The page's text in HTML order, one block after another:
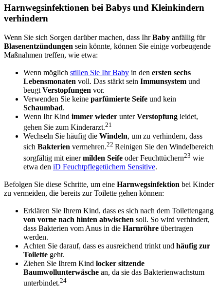
Harnwegsinfektionen bei Babys und Kleinkindern
verhindern
Wenn Sie sich Sorgen darüber machen, dass IhrBaby anfällig für
Blasenentzündungen sein könnte, können Sie einige vorbeugende
Maßnahmen treffen, wie etwa:
Wenn möglich stillen Sie Ihr Baby in den ersten sechs
Lebensmonaten voll. Das stärkt sein Immunsystem und
beugt Verstopfungen vor.
Verwenden Sie keine parfümierte Seife und kein
Schaumbad.
Wenn Ihr Kind immer wieder unterVerstopfung leidet,
gehen Sie zum Kinderarzt.21
Wechseln Sie häufig die Windeln, um zu verhindern, dass
sich Bakterien vermehren.22 Reinigen Sie den Windelbereich
sorgfältig mit einermilden Seife oder Feuchttüchern23 wie
etwa den iD Feuchtpflegetüchern Sensitive.
Befolgen Sie diese Schritte, um eine Harnwegsinfektion bei Kinder
zu vermeiden, die bereits zur Toilette gehen können:
Erklären Sie Ihrem Kind, dass es sich nach dem Toilettengang
von vorne nach hinten abwischen soll. So wird verhindert,
dass Bakterien vom Anus in die Harnröhre übertragen
werden.
Achten Sie darauf, dass es ausreichend trinkt und häufig zur
Toilette geht.
Ziehen Sie Ihrem Kind locker sitzende
Baumwollunterwäsche an, da sie das Bakterienwachstum
unterbindet.24